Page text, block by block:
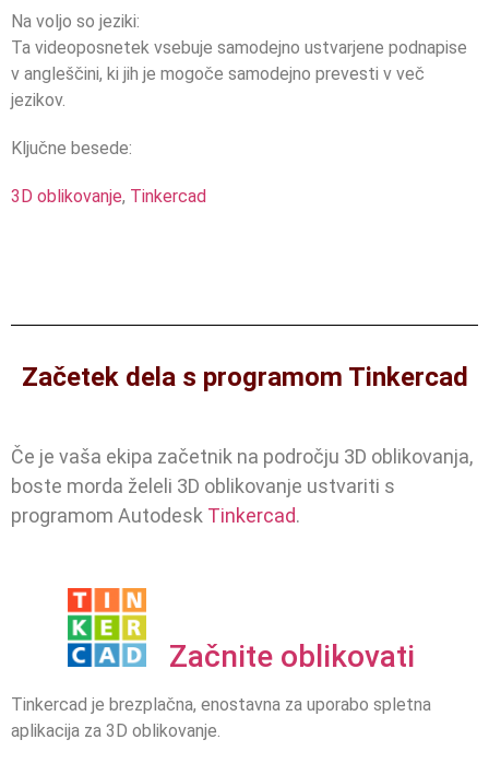
Na voljo so jeziki:
Ta videoposnetek vsebuje samodejno ustvarjene podnapise
v angleščini, ki jih je mogoče samodejno prevesti v več
jezikov.
Ključne besede:
3D oblikovanje, Tinkercad
Začetek dela s programom Tinkercad
Če je vaša ekipa začetnik na področju 3D oblikovanja,
boste morda želeli 3D oblikovanje ustvariti s
programom Autodesk Tinkercad.
Začnite oblikovati
Tinkercad je brezplačna, enostavna za uporabo spletna
aplikacija za 3D oblikovanje.